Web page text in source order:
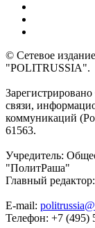
© Сетевое
"POLITRUSSIA".
связи,
коммуникаций
61563.
Учредитель:
"ПолитРаша"
Главный
E-mail:
Телефон: +7 (495)